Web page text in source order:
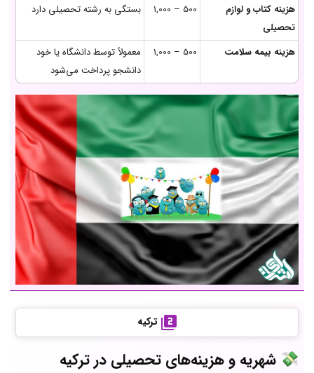
هزینه کتاب و لوازم
تحصیلی
500 – 1,000 بستگی به رشته تحصیلی دارد
هزینه بیمه سلامت 500 – 1,000
معمولاً توسط دانشگاه یا خود
دانشجو پرداخت می‌شود
ترکیه
💸 شهریه و هزینه‌های تحصیلی در ترکیه